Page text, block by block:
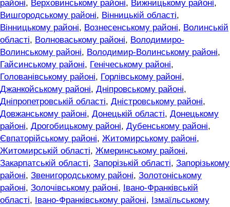
районі, Верховинському районі, Вижницькому районі,
Вишгородському районі, Вінницькій області,
Вінницькому районі, Вознесенському районі, Волинській
області, Волноваському районі, Володимиро-
Волинському районі, Володимир-Волинському районі,
Гайсинському районі, Генічеському районі,
Голованівському районі, Горлівському районі,
Джанкойському районі, Дніпровському районі,
Дніпропетровській області, Дністровському районі,
Довжанському районі, Донецькій області, Донецькому
районі, Дрогобицькому районі, Дубенському районі,
Євпаторійському районі, Житомирському районі,
Житомирській області, Жмеринському районі,
Закарпатській області, Запорізькій області, Запорізькому
районі, Звенигородському районі, Золотоніському
районі, Золочівському районі,
Івано-Франківській
області, Івано-Франківському районі, Ізмаїльському